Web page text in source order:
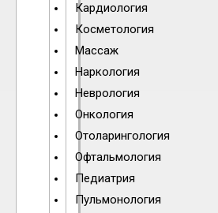
Кардиология
Косметология
Массаж
Наркология
Неврология
Онкология
Отоларингология
Офтальмология
Педиатрия
Пульмонология